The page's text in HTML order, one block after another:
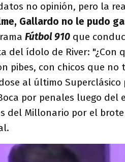
no opinión, pero la
Gallardo no le pudo
Fútbol 910 que
del ídolo de River: "¿Con
pibes, con chicos que
al último Superclásico
por penales luego del
del Millonario por el brote